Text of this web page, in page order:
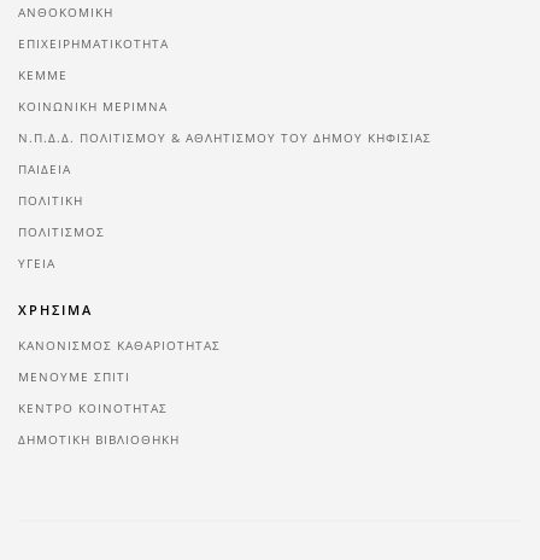
ΑΝΘΟΚΟΜΙΚΉ
ΕΠΙΧΕΙΡΗΜΑΤΙΚΌΤΗΤΑ
ΚΕΜΜΕ
ΚΟΙΝΩΝΙΚΉ ΜΈΡΙΜΝΑ
Ν.Π.Δ.Δ. ΠΟΛΙΤΙΣΜΟΎ & ΑΘΛΗΤΙΣΜΟΎ ΤΟΥ ΔΉΜΟΥ ΚΗΦΙΣΙΆΣ
ΠΑΙΔΕΊΑ
ΠΟΛΙΤΙΚΉ
ΠΟΛΙΤΙΣΜΌΣ
ΥΓΕΊΑ
ΧΡΗΣΙΜΑ
ΚΑΝΟΝΙΣΜΟΣ ΚΑΘΑΡΙΟΤΗΤΑΣ
ΜΕΝΟΥΜΕ ΣΠΙΤΙ
ΚΕΝΤΡΟ ΚΟΙΝΟΤΗΤΑΣ
ΔΗΜΟΤΙΚΗ ΒΙΒΛΙΟΘΗΚΗ